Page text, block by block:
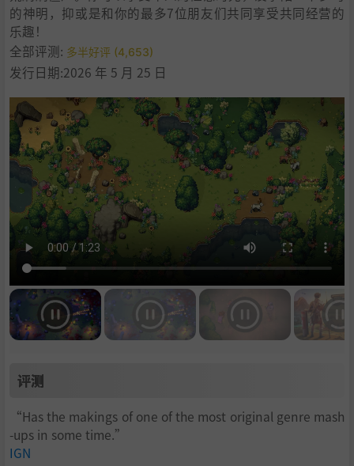
的神明，抑或是和你的最多7位朋友们共同享受共同经营的
乐趣！
全部评测: 多半好评 (4,653)
发行日期:2026 年 5 月 25 日
评测
“Has the makings of one of the most original genre mash
-ups in some time.”
IGN